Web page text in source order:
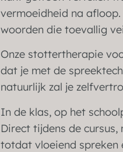
vermoeidheid na
woorden die toevallig
Onze stottertherapie
dat je met de
natuurlijk zal je
In de klas, op het
Direct tijdens de
totdat vloeiend spreken